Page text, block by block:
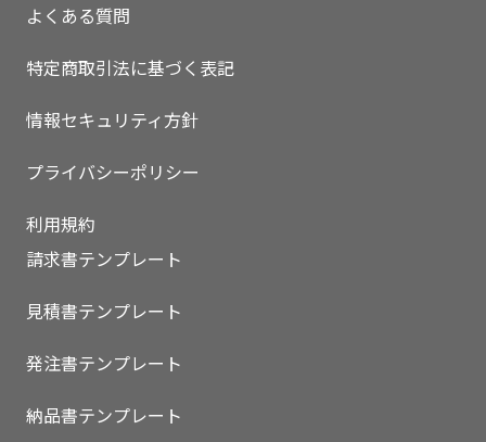
よくある質問
特定商取引法に基づく表記
情報セキュリティ方針
プライバシーポリシー
利用規約
請求書テンプレート
見積書テンプレート
発注書テンプレート
納品書テンプレート